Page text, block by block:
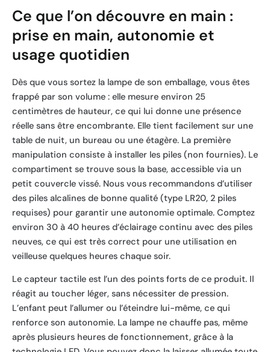
Ce que l’on découvre en main :
prise en main, autonomie et
usage quotidien
Dès que vous sortez la lampe de son emballage, vous êtes
frappé par son volume : elle mesure environ 25
centimètres de hauteur, ce qui lui donne une présence
réelle sans être encombrante. Elle tient facilement sur une
table de nuit, un bureau ou une étagère. La première
manipulation consiste à installer les piles (non fournies). Le
compartiment se trouve sous la base, accessible via un
petit couvercle vissé. Nous vous recommandons d’utiliser
des piles alcalines de bonne qualité (type LR20, 2 piles
requises) pour garantir une autonomie optimale. Comptez
environ 30 à 40 heures d’éclairage continu avec des piles
neuves, ce qui est très correct pour une utilisation en
veilleuse quelques heures chaque soir.
Le capteur tactile est l’un des points forts de ce produit. Il
réagit au toucher léger, sans nécessiter de pression.
L’enfant peut l’allumer ou l’éteindre lui-même, ce qui
renforce son autonomie. La lampe ne chauffe pas, même
après plusieurs heures de fonctionnement, grâce à la